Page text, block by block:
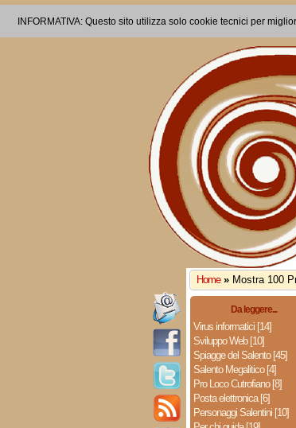
INFORMATIVA: Questo sito utilizza solo cookie tecnici per
Home » Mostra 100
Da leggere...
Virus informatici [14]
Sviluppo Web [10]
Spiagge del Salento [45]
Salento Megalitico [4]
Pro Loco Cutrofiano [8]
Posta elettronica [6]
Personaggi Salentini [10]